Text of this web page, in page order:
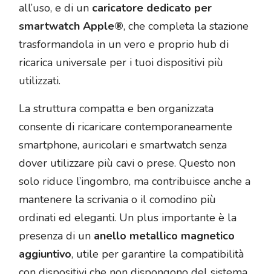
all’uso, e di un caricatore dedicato per
smartwatch Apple®, che completa la stazione
trasformandola in un vero e proprio hub di
ricarica universale per i tuoi dispositivi più
utilizzati.
La struttura compatta e ben organizzata
consente di ricaricare contemporaneamente
smartphone, auricolari e smartwatch senza
dover utilizzare più cavi o prese. Questo non
solo riduce l’ingombro, ma contribuisce anche a
mantenere la scrivania o il comodino più
ordinati ed eleganti. Un plus importante è la
presenza di un anello metallico magnetico
aggiuntivo, utile per garantire la compatibilità